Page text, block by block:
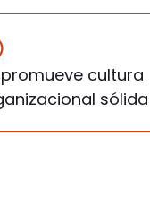
promueve cultura
sólida